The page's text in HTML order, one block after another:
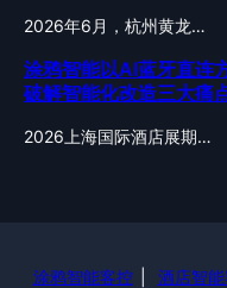
2026年6月，杭州黄龙…
涂鸦智能以AI蓝牙直连
破解智能化改造三大痛
2026上海国际酒店展期…
涂鸦智能客控 酒店智